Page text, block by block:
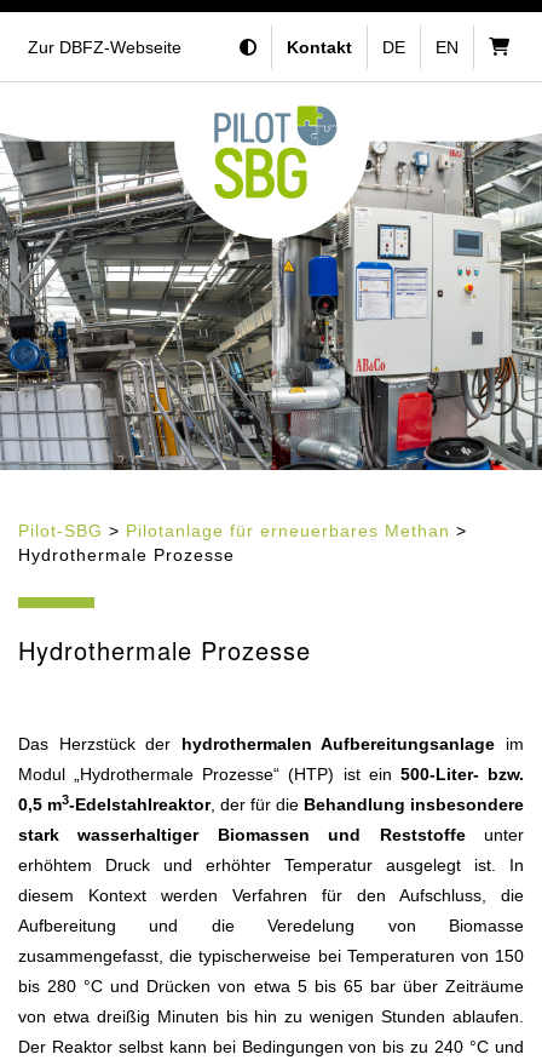
Zur DBFZ-Webseite Kontakt DE EN
Pilot-SBG > Pilotanlage für erneuerbares Methan >
Hydrothermale Prozesse
Hydrothermale Prozesse
Das Herzstück der hydrothermalen Aufbereitungsanlage im
Modul „Hydrothermale Prozesse“ (HTP) ist ein 500-Liter- bzw.
0,5 m3-Edelstahlreaktor, der für die Behandlung insbesondere
stark wasserhaltiger Biomassen und Reststoffeunter
erhöhtem Druck und erhöhter Temperatur ausgelegt ist. In
diesem Kontext werden Verfahren für den Aufschluss, die
Aufbereitung und die Veredelung von Biomasse
zusammengefasst, die typischerweise bei Temperaturen von 150
bis 280 °C und Drücken von etwa 5 bis 65 bar über Zeiträume
von etwa dreißig Minuten bis hin zu wenigen Stunden ablaufen.
Der Reaktor selbst kann bei Bedingungen von bis zu 240 °C und